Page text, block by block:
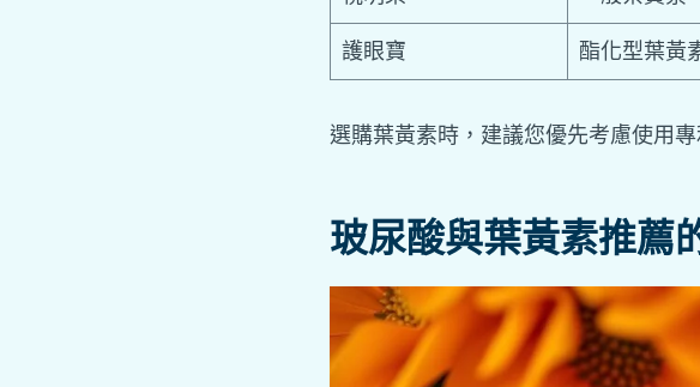
護眼寶 酯化型葉黃
選購葉黃素時，建議您優先考慮使用
玻尿酸與葉黃素推薦